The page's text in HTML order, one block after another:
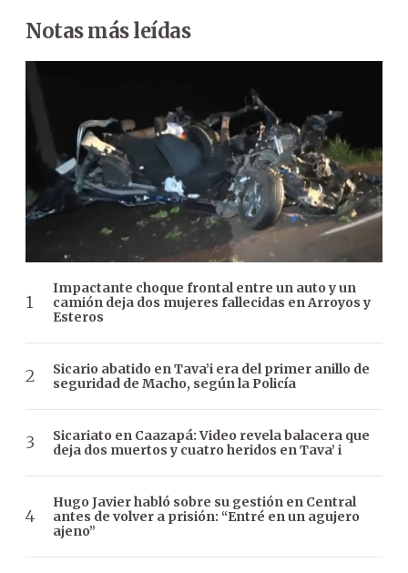
Notas más leídas
Impactante choque frontal entre un auto y un
camión deja dos mujeres fallecidas en Arroyos y
Esteros
Sicario abatido en Tava’i era del primer anillo de
seguridad de Macho, según la Policía
Sicariato en Caazapá: Video revela balacera que
deja dos muertos y cuatro heridos en Tava’ i
Hugo Javier habló sobre su gestión en Central
antes de volver a prisión: “Entré en un agujero
ajeno”